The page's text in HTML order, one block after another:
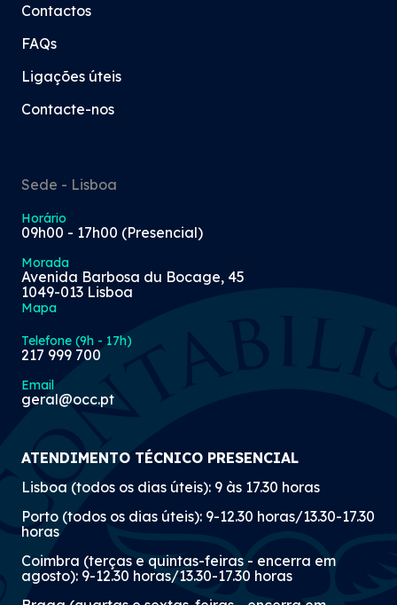
Contactos
FAQs
Ligações úteis
Contacte-nos
Sede - Lisboa
Horário
09h00 - 17h00 (Presencial)
Morada
Avenida Barbosa du Bocage, 45
1049-013 Lisboa
Mapa
Telefone (9h - 17h)
217 999 700
Email
geral@occ.pt
ATENDIMENTO TÉCNICO PRESENCIAL
Lisboa (todos os dias úteis): 9 às 17.30 horas
Porto (todos os dias úteis): 9-12.30 horas/13.30-17.30
horas
Coimbra (terças e quintas-feiras - encerra em
agosto): 9-12.30 horas/13.30-17.30 horas